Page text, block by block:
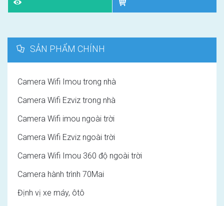
SẢN PHẨM CHÍNH
Camera Wifi Imou trong nhà
Camera Wifi Ezviz trong nhà
Camera Wifi imou ngoài trời
Camera Wifi Ezviz ngoài trời
Camera Wifi Imou 360 độ ngoài trời
Camera hành trình 70Mai
Định vị xe máy, ôtô